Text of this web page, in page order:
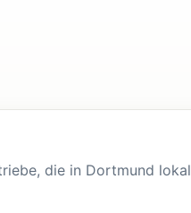
die in Dortmund lokal